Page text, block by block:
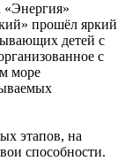
«Энергия»
прошёл яркий
детей с
с
море
этапов, на
способности.